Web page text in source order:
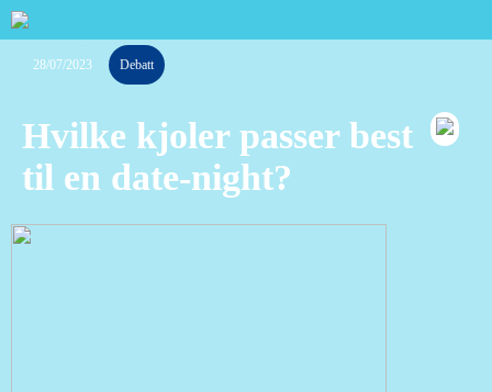
28/07/2023 Debatt
Hvilke kjoler passer best
til en date-night?